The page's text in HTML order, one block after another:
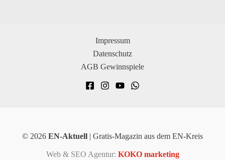
Impressum
Datenschutz
AGB Gewinnspiele
© 2026 EN-Aktuell | Gratis-Magazin aus dem EN-Kreis
Web & SEO Agentur: KOKO marketing